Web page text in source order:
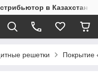
в Казахстане
решетки Покрытие